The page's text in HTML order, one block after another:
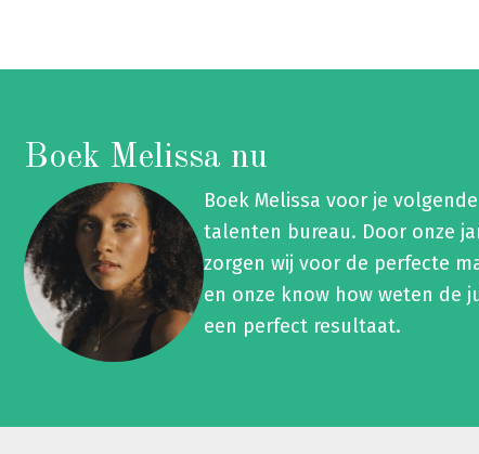
Boek Melissa nu
Boek Melissa voor je
talenten bureau. Door onze
zorgen wij voor de perfecte
en onze know how weten de
een perfect resultaat.